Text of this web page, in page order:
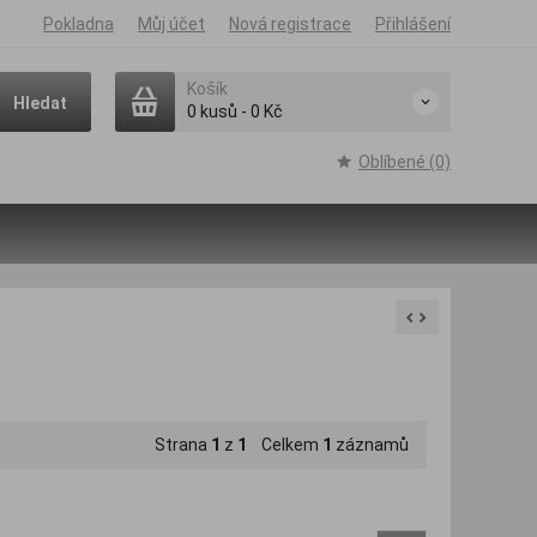
Pokladna Můj účet Nová registrace Přihlášení
Hledat
Košík
0 kusů - 0 Kč
Oblíbené (0)
Strana 1 z 1 Celkem 1 záznamů